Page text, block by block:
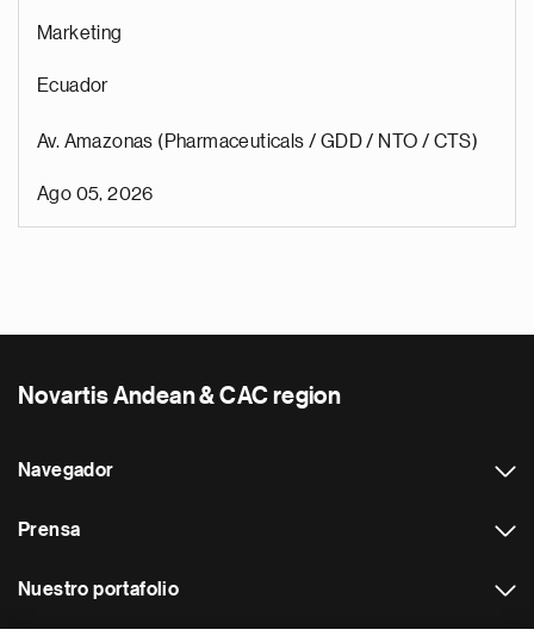
Marketing
Ecuador
Av. Amazonas (Pharmaceuticals / GDD / NTO / CTS)
Ago 05, 2026
Novartis Andean & CAC region
Navegador
Prensa
Nuestro portafolio